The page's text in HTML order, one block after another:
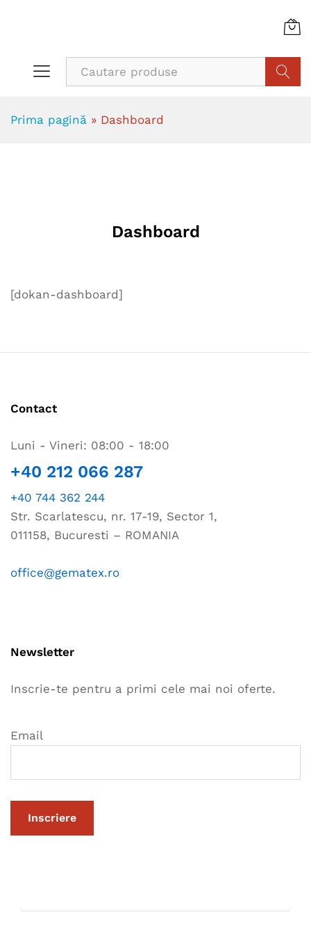
Prima pagină » Dashboard
Dashboard
[dokan-dashboard]
Contact
Luni - Vineri: 08:00 - 18:00
+40 212 066 287
+40 744 362 244
Str. Scarlatescu, nr. 17-19, Sector 1,
011158, Bucuresti – ROMANIA
office@gematex.ro
Newsletter
Inscrie-te pentru a primi cele mai noi oferte.
Email